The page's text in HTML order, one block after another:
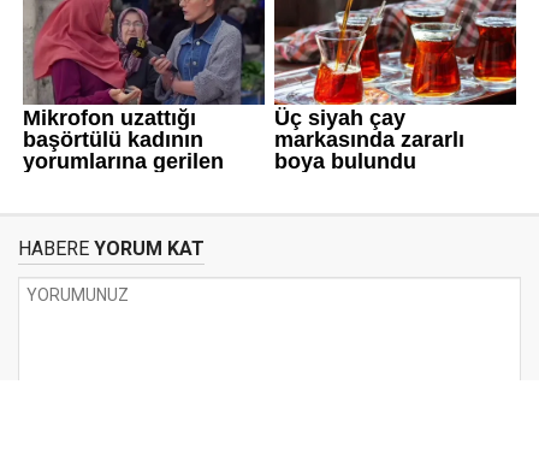
HABERE YORUM KAT